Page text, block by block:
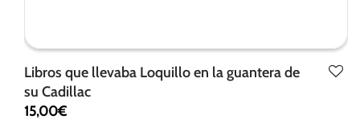
Libros que llevaba Loquillo en la guantera de
su Cadillac
15,00€